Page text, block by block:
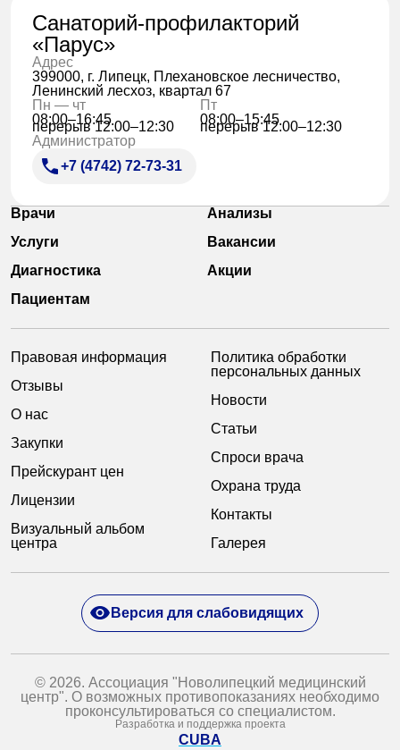
Санаторий-профилакторий
«Парус»
Адрес
399000, г. Липецк, Плехановское лесничество,
Ленинский лесхоз, квартал 67
Пн — чт
08:00–16:45
перерыв 12:00–12:30
Пт
08:00–15:45
перерыв 12:00–12:30
Администратор
+7 (4742) 72-73-31
Врачи
Анализы
Услуги
Вакансии
Диагностика
Акции
Пациентам
Правовая информация
Отзывы
О нас
Закупки
Прейскурант цен
Лицензии
Визуальный альбом
центра
Политика обработки
персональных данных
Новости
Статьи
Спроси врача
Охрана труда
Контакты
Галерея
© 2026. Ассоциация "Новолипецкий медицинский
центр". О возможных противопоказаниях необходимо
проконсультироваться со специалистом.
Разработка и поддержка проекта
CUBA
Версия для слабовидящих